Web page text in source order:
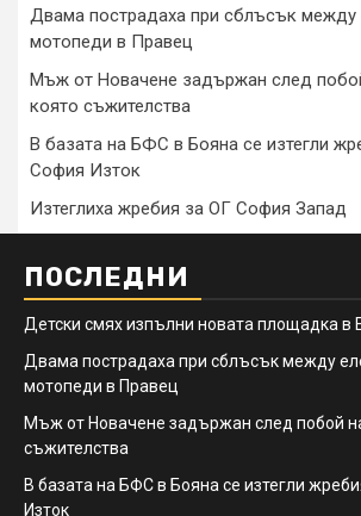
Двама пострадаха при сблъсък между
мотопеди в Правец
Мъж от Новачене задържан след
която съжителства
В базата на БФС в Бояна се изтегли
София Изток
Изтеглиха жребия за ОГ София Запад
ПОСЛЕДНИ
Детски смях изпълни новата площадка в
Двама пострадаха при сблъсък между
мотопеди в Правец
Мъж от Новачене задържан след побой
съжителства
В базата на БФС в Бояна се изтегли
Изток